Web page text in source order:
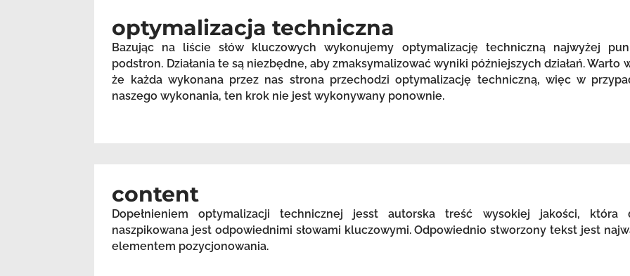
optymalizacja techniczna
Bazując na liście słów kluczowych wykonujemy optymalizację techniczną najwyżej
podstron. Działania te są niezbędne, aby zmaksymalizować wyniki późniejszych działań. Warto
że każda wykonana przez nas strona przechodzi optymalizację techniczną, więc w
naszego wykonania, ten krok nie jest wykonywany ponownie.
content
Dopełnieniem optymalizacji technicznej jesst autorska treść wysokiej jakości, która
naszpikowana jest odpowiednimi słowami kluczowymi. Odpowiednio stworzony tekst jest
elementem pozycjonowania.